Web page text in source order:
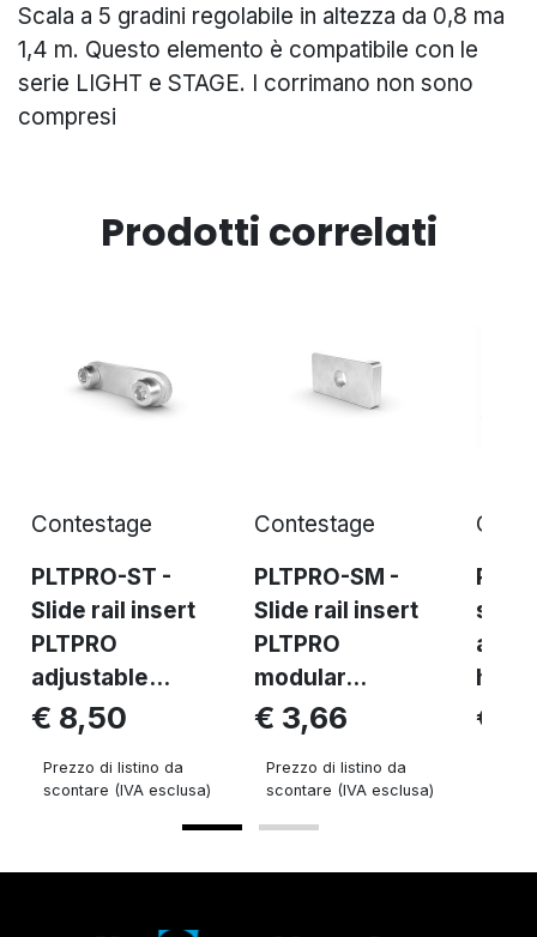
Scala a 5 gradini regolabile in altezza da 0,8 ma
1,4 m. Questo elemento è compatibile con le
serie LIGHT e STAGE. I corrimano non sono
compresi
Prodotti correlati
Contestage
PLTPRO-ST -
Slide rail insert
PLTPRO
adjustable...
€ 8,50
Prezzo di listino da
scontare (IVA esclusa)
Contestage
PLTPRO-SM -
Slide rail insert
PLTPRO
modular...
€ 3,66
Prezzo di listino da
scontare (IVA esclusa)
PLT-
step
€